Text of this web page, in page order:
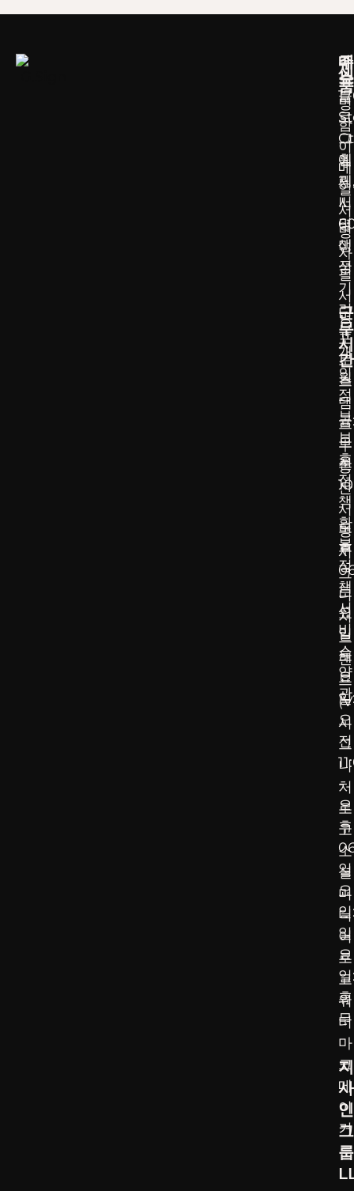
제
품
명
함
이
메
일
서
명
자
필
서
명
포
토
스
탬
프
부
동
산
서
명
시
그
니
처
브
랜
드
시
그
니
처
로
고
소
셜
미
디
어
로
고
워
터
마
크
메
이
커
메
뉴
블
로
그
예
제
서
명
생
성
기
리
뷰
개
인
정
보
보
호
정
책
환
불
정
책
서
비
스
약
관
주
소
휠
IL
미
국
근
무
시
간
월
-
오
전
-
오
후
토
요
일
토
요
오
전
-
오
후
일
요
일
요
휴
무
지
사
인
그
룹